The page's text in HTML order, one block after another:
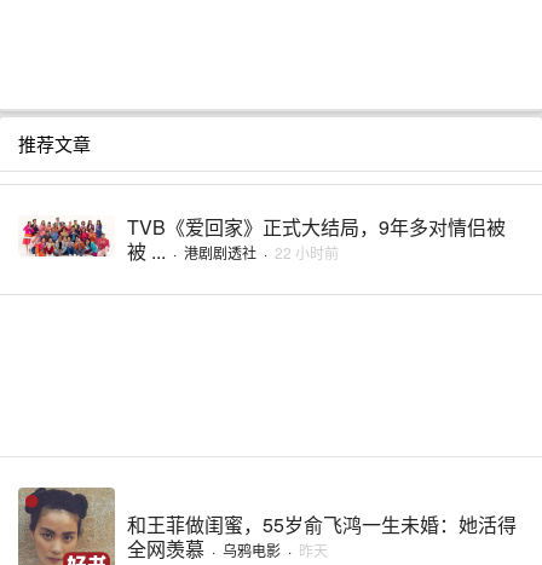
推荐文章
TVB《爱回家》正式大结局，9年多对情侣被
被 ... · 港剧剧透社 · 22 小时前
和王菲做闺蜜，55岁俞飞鸿一生未婚：她活得
全网羡慕 · 乌鸦电影 · 昨天